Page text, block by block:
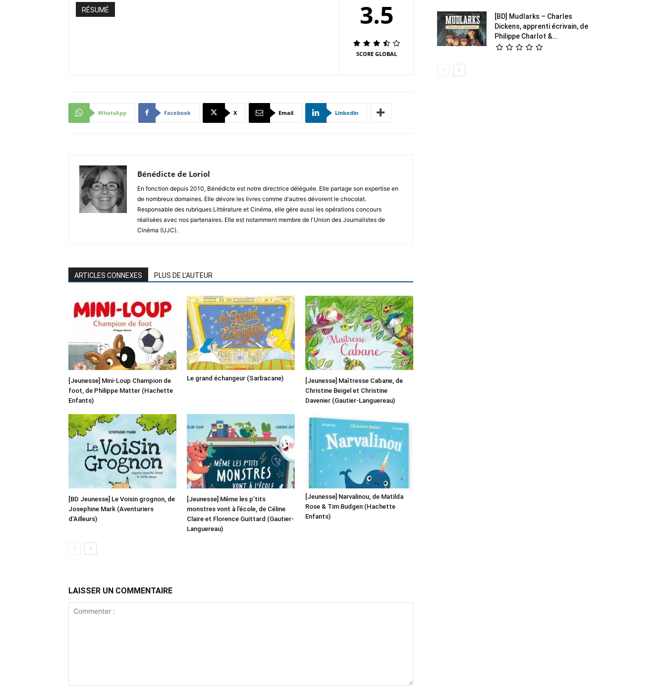
RÉSUMÉ 3.5
SCORE GLOBAL
WhatsApp Facebook X Email Linkedin
Bénédicte de Loriol
En fonction depuis 2010, Bénédicte est notre directrice déléguée. Elle partage son expertise en
de nombreux domaines. Elle dévore les livres comme d'autres dévorent le chocolat.
Responsable des rubriques Littérature et Cinéma, elle gère aussi les opérations concours
réalisées avec nos partenaires. Elle est notamment membre de l'Union des Journalistes de
Cinéma (UJC).
ARTICLES CONNEXES PLUS DE L'AUTEUR
[Jeunesse] Mini-Loup Champion de
foot, de Philippe Matter (Hachette
Enfants)
Le grand échangeur (Sarbacane)
[Jeunesse] Maîtresse Cabane, de
Christine Beigel et Christine
Davenier (Gautier-Languereau)
[BD Jeunesse] Le Voisin grognon, de
Josephine Mark (Aventuriers
d’Ailleurs)
[Jeunesse] Même les p’tits
monstres vont à l’école, de Céline
Claire et Florence Guittard (Gautier-
Languereau)
[Jeunesse] Narvalinou, de Matilda
Rose & Tim Budgen (Hachette
Enfants)
LAISSER UN COMMENTAIRE
[BD] Mudlarks – Charles
Dickens, apprenti écrivain, de
Philippe Charlot &...